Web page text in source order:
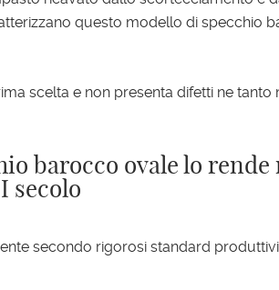
questo modello di specchio
scelta e non presenta difetti ne
barocco ovale lo
secolo
secondo rigorosi standard